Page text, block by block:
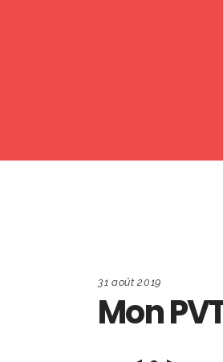
31 août 2019
Mon